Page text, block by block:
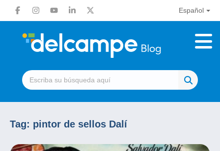
Español
Tag: pintor de sellos Dalí